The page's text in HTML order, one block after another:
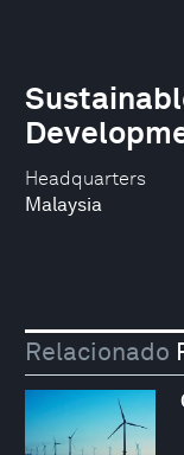
Headquarters
Malaysia
Relacionado